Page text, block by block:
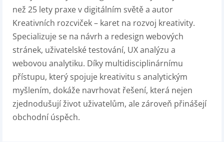
než 25 lety praxe v digitálním světě a autor
Kreativních rozcviček – karet na rozvoj kreativity.
Specializuje se na návrh a redesign webových
stránek, uživatelské testování, UX analýzu a
webovou analytiku. Díky multidisciplinárnímu
přístupu, který spojuje kreativitu s analytickým
myšlením, dokáže navrhovat řešení, která nejen
zjednodušují život uživatelům, ale zároveň přinášejí
obchodní úspěch.